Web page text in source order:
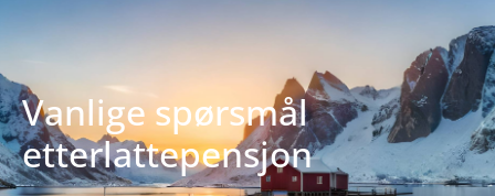
Vanlige spørsmål
etterlattepensjon